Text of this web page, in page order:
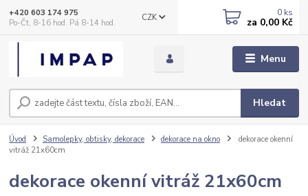
Menu
CZK
Hledat
+420 603 174 975
Po-Čt, 8-16 hod. Pá 8-14 hod.
0 ks
za 0,00 Kč
Úvod Samolepky, obtisky, dekorace dekorace na okno
dekorace okenní
vitráž 21x60cm
dekorace okenní vitráž 21x60cm